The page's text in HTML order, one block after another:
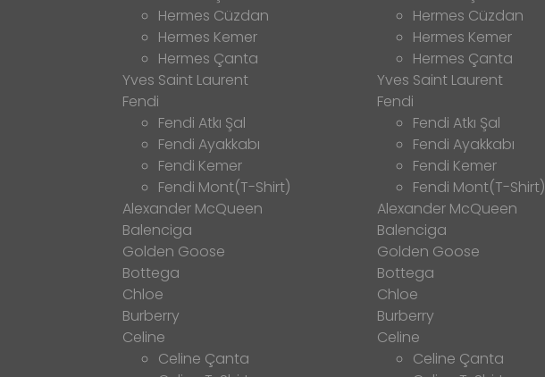
Hermes Cüzdan
Hermes Kemer
Hermes Çanta
Yves Saint Laurent
Fendi
Fendi Atkı Şal
Fendi Ayakkabı
Fendi Kemer
Fendi Mont(T-Shirt)
Alexander McQueen
Balenciga
Golden Goose
Bottega
Chloe
Burberry
Celine
Celine Çanta
Hermes Cüzdan
Hermes Kemer
Hermes Çanta
Yves Saint Laurent
Fendi
Fendi Atkı Şal
Fendi Ayakkabı
Fendi Kemer
Fendi Mont(T-Shirt)
Alexander McQueen
Balenciga
Golden Goose
Bottega
Chloe
Burberry
Celine
Celine Çanta